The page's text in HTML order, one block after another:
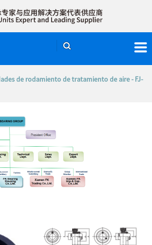
de rodamiento de tratamiento de aire- FJ-